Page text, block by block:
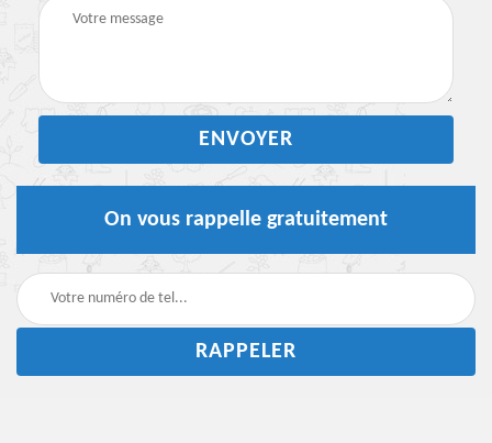
On vous rappelle gratuitement